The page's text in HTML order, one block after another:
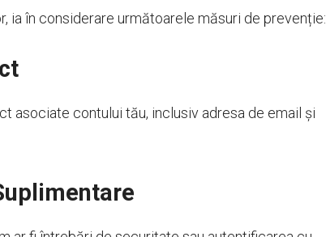
ia în considerare următoarele măsuri de prevenție:
asociate contului tău, inclusiv adresa de email și